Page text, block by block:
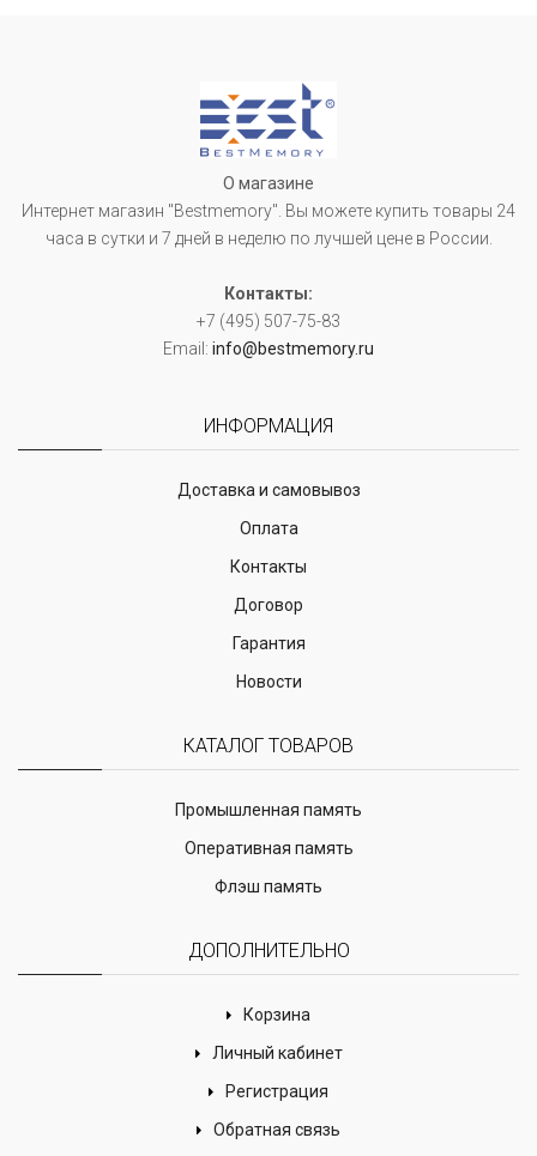
О магазине
Интернет магазин "Bestmemory". Вы можете купить товары 24
часа в сутки и 7 дней в неделю по лучшей цене в России.
Контакты:
+7 (495) 507-75-83
Email: info@bestmemory.ru
ИНФОРМАЦИЯ
Доставка и самовывоз
Оплата
Контакты
Договор
Гарантия
Новости
КАТАЛОГ ТОВАРОВ
Промышленная память
Оперативная память
Флэш память
ДОПОЛНИТЕЛЬНО
Корзина
Личный кабинет
Регистрация
Обратная связь